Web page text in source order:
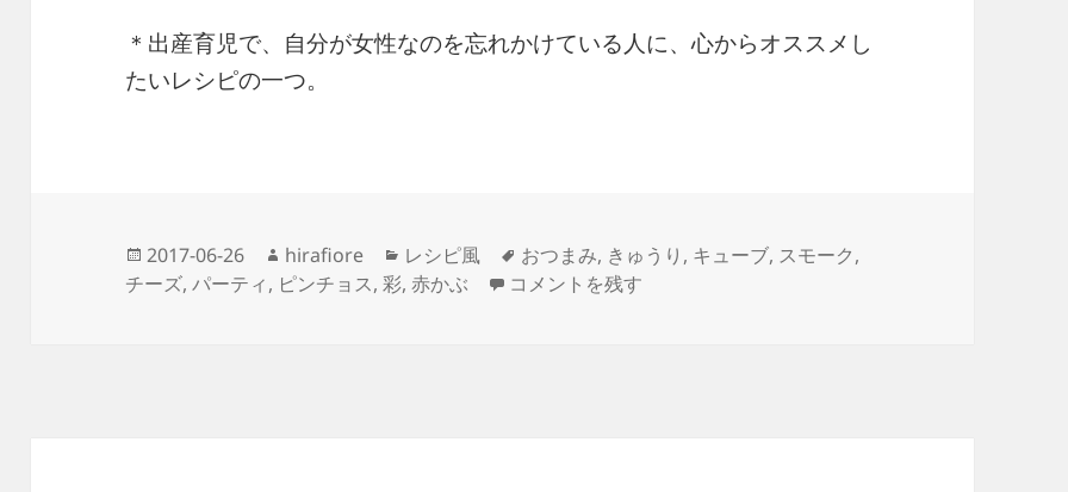
＊出産育児で、自分が女性なのを忘れかけている人に、心からオススメし
たいレシピの一つ。
投
稿
2017-06-26
作
成
hirafiore
カ
テ
レシピ風
タ
グ
おつまみ, きゅうり , キューブ, スモーク,
チーズ,パーティ, ピンチョス,彩,赤かぶ 華やか大人味。赤かぶのピンチョス vol.51 に
コメントを残す